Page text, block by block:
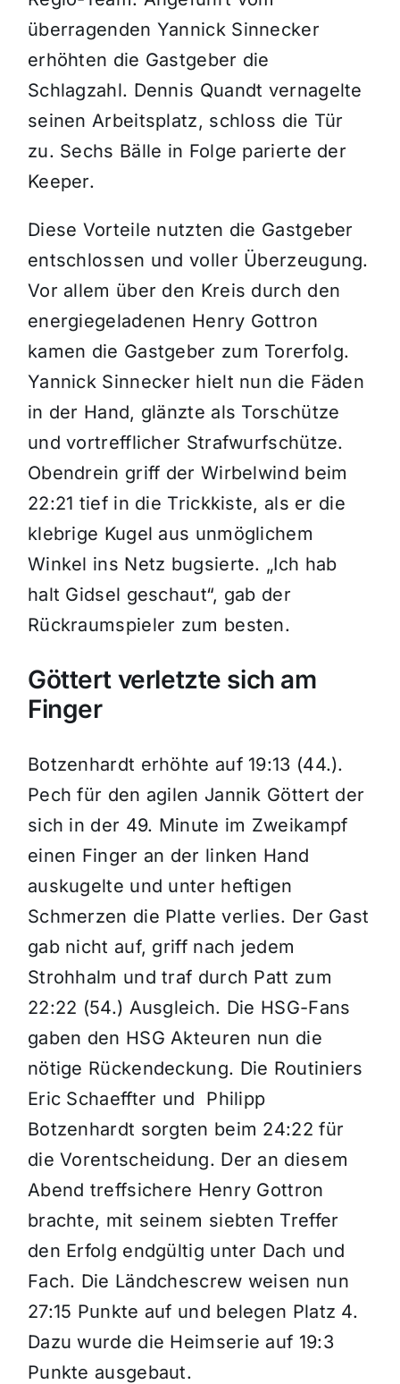
überragenden Yannick Sinnecker
erhöhten die Gastgeber die
Schlagzahl. Dennis Quandt vernagelte
seinen Arbeitsplatz, schloss die Tür
zu. Sechs Bälle in Folge parierte der
Keeper.
Diese Vorteile nutzten die Gastgeber
entschlossen und voller Überzeugung.
Vor allem über den Kreis durch den
energiegeladenen Henry Gottron
kamen die Gastgeber zum Torerfolg.
Yannick Sinnecker hielt nun die Fäden
in der Hand, glänzte als Torschütze
und vortrefflicher Strafwurfschütze.
Obendrein griff der Wirbelwind beim
22:21 tief in die Trickkiste, als er die
klebrige Kugel aus unmöglichem
Winkel ins Netz bugsierte. „Ich hab
halt Gidsel geschaut“, gab der
Rückraumspieler zum besten.
Göttert verletzte sich am
Finger
Botzenhardt erhöhte auf 19:13 (44.).
Pech für den agilen Jannik Göttert der
sich in der 49. Minute im Zweikampf
einen Finger an der linken Hand
auskugelte und unter heftigen
Schmerzen die Platte verlies. Der Gast
gab nicht auf, griff nach jedem
Strohhalm und traf durch Patt zum
22:22 (54.) Ausgleich. Die HSG-Fans
gaben den HSG Akteuren nun die
nötige Rückendeckung. Die Routiniers
Eric Schaeffter und Philipp
Botzenhardt sorgten beim 24:22 für
die Vorentscheidung. Der an diesem
Abend treffsichere Henry Gottron
brachte, mit seinem siebten Treffer
den Erfolg endgültig unter Dach und
Fach. Die Ländchescrew weisen nun
27:15 Punkte auf und belegen Platz 4.
Dazu wurde die Heimserie auf 19:3
Punkte ausgebaut.